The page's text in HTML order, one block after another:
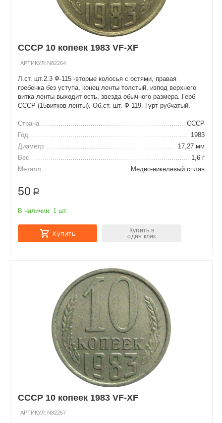
СССР 10 копеек 1983 VF-XF
АРТИКУЛ: N82264
Л.ст. шт.2.3 Ф-115 -вторые колосья с остями, правая
гребенка без уступа, конец ленты толстый, изпод верхнего
витка ленты выходит ость, звезда обычного размера. Герб
СССР (15витков ленты). Об.ст. шт. Ф-119. Гурт рубчатый.
Страна
СССР
Год
1983
Диаметр
17,27 мм
Вес
1,6 г
Металл
Медно-никелевый сплав
50 Р
В наличии: 1 шт.
Купить
Купить в
один клик
СССР 10 копеек 1983 VF-XF
АРТИКУЛ: N82257